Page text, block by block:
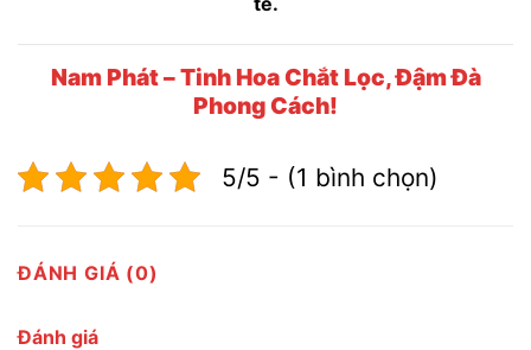
Nam Phát – Tinh Hoa Chắt Lọc, Đậm Đà
Phong Cách!
5/5 - (1 bình chọn)
ĐÁNH GIÁ (0)
Đánh giá